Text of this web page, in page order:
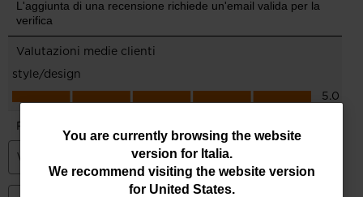
You
are
You are currently browsing the website
version for Italia.
We recommend visiting the website version
for United States.